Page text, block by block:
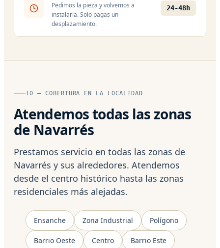
Pedimos la pieza y volvemos a
instalarla. Solo pagas un
desplazamiento.
24-48h
10 — COBERTURA EN LA LOCALIDAD
Atendemos todas las zonas
de Navarrés
Prestamos servicio en todas las zonas de
Navarrés y sus alrededores. Atendemos
desde el centro histórico hasta las zonas
residenciales más alejadas.
Ensanche Zona Industrial Polígono
Barrio Oeste Centro Barrio Este